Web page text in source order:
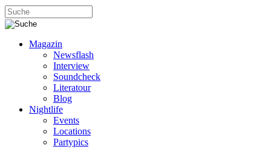
Magazin
Newsflash
Interview
Soundcheck
Literatour
Blog
Nightlife
Events
Locations
Partypics